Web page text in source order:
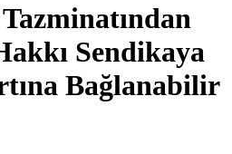
Sendikaya
Bağlanabilir